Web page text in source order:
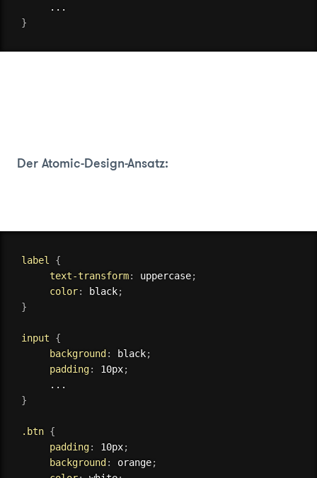
}
Der Atomic-Design-Ansatz:
label
{
text-transform: uppercase;
color: black;
}
input
{
background : black;
padding: 10px;
}
.btn {
padding: 10px;
background : orange;